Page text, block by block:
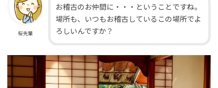
桜先輩
お稽古のお仲間に・・・ということですね。
場所も、いつもお稽古しているこの場所でよ
ろしいんですか？